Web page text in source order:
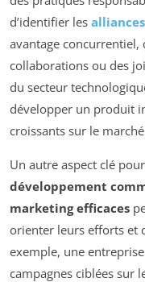
d’identifier les
avantage concurrentiel,
collaborations ou des
du secteur
développer un produit
croissants sur le
Un autre aspect clé
développement
marketing efficaces
orienter leurs efforts et
exemple, une
campagnes ciblées sur